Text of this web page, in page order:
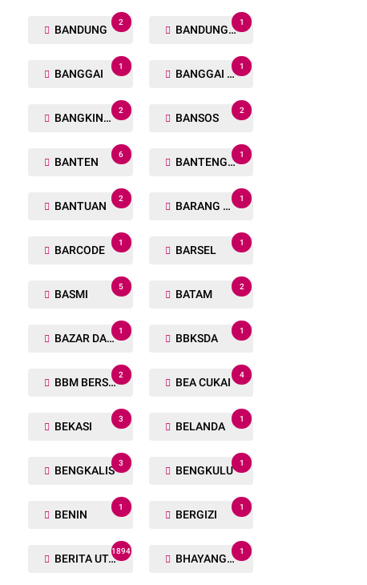
BANDUNG
2
BANDUNG BARAT
1
BANGGAI
1
BANGGAI LAUT
1
BANGKINANG
2
BANSOS
2
BANTEN
6
BANTENG RAIDERS
1
BANTUAN
2
BARANG TUAKA
1
BARCODE
1
BARSEL
1
BASMI
5
BATAM
2
BAZAR DAN BAKSOS RAMADHAN
1
BBKSDA
1
BBM BERSUBSIDI
2
BEA CUKAI
4
BEKASI
3
BELANDA
1
BENGKALIS
3
BENGKULU
1
BENIN
1
BERGIZI
1
BERITA UTAMA
1894
BHAYANGKARA RUN
1